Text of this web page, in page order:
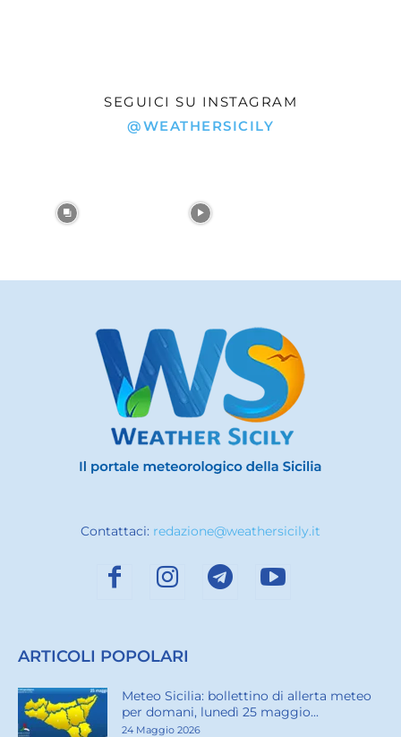
SEGUICI SU INSTAGRAM
@WEATHERSICILY
Contattaci: redazione@weathersicily.it
ARTICOLI POPOLARI
Meteo Sicilia: bollettino di allerta meteo
per domani, lunedì 25 maggio...
24 Maggio 2026